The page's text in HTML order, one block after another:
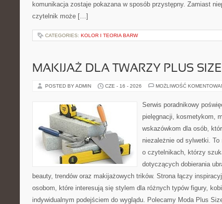
komunikacja zostaje pokazana w sposób przystępny. Zamiast
czytelnik może […]
CATEGORIES: KOLOR I TEORIA BARW
MAKIJAŻ DLA TWARZY PLUS SIZE
POSTED BY ADMIN CZE - 16 - 2026 MOŻLIWOŚĆ
Serwis poradnikowy
pielęgnacji, kosmetykom,
wskazówkom dla osób,
niezależnie od sylwetki.
o czytelnikach, którzy
dotyczących dobierania
beauty, trendów oraz makijażowych trików. Strona łączy
osobom, które interesują się stylem dla różnych typów figury,
indywidualnym podejściem do wyglądu. Polecamy Moda Plus